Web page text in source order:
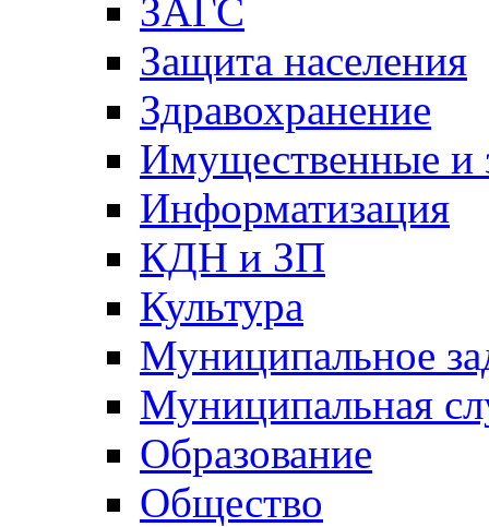
ЗАГС
Защита населения
Здравохранение
Имущественные и
Информатизация
КДН и ЗП
Культура
Муниципальное
Муниципальная
Образование
Общество